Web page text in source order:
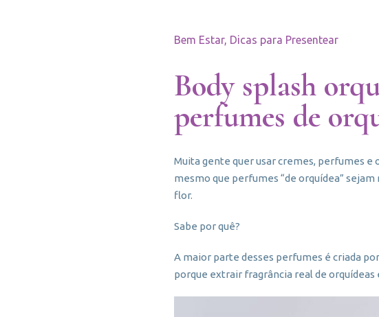
Bem Estar, Dicas para Presentear
Body splash
perfumes de
Muita gente quer usar cremes, perfumes e
mesmo que perfumes “de orquídea”
flor.
Sabe por quê?
A maior parte desses perfumes é criada
porque extrair fragrância real de